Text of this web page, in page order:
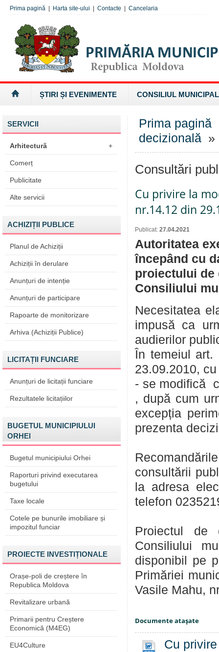
Prima pagină Harta site-ului Contacte Cancelaria
ȘTIRI ȘI EVENIMENTE CONSILIUL MUNICIPAL
SERVICII
Arhitectură +
Comerț
Publicitate
Alte servicii
ACHIZIȚII PUBLICE
Planul de Achiziții
Achiziții în derulare
Anunțuri de intenție
Anunțuri de participare
Rapoarte de monitorizare
Arhiva (Achiziții Publice)
LICITAȚII FUNCIARE
Anunțuri de licitații funciare
Rezultatele licitațiilor
BUGETUL MUNICIPIULUI
ORHEI
Bugetul municipiului Orhei
Raporturi privind executarea
bugetului
Taxe locale
Cotele pe bunurile imobiliare și
impozitul funciar
PROIECTE INVESTIȚIONALE
Orașe-poli de creștere în
Republica Moldova
Revitalizare urbană
Primarii pentru Creștere
Economică (M4EG)
EU4Culture
Prima pagină
decizională »
Consultări
Cu privire la
nr.14.12 din
Publicat: 27.04.2021
Autoritatea
începând cu
proiectului de
Consiliului
Necesitatea
impusă ca
audierilor
În temeiul
23.09.2010,
- se modifică
, după cum
excepția
prezenta
consultării
la adresa
telefon
Proiectul de
Consiliului
disponibil pe
Primăriei
Vasile Mahu,
Documente ataşate
Cu